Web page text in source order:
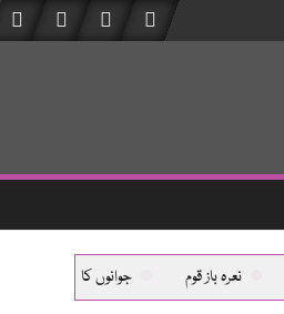
نعرہ باز قوم جوانوں کا بوڑھا ملک